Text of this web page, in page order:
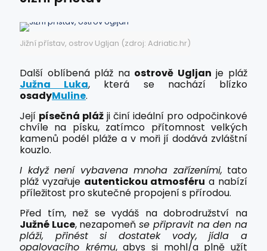
Jižní přístav, ostrov Ugljan (zdroj: Adriatic.hr)
Další oblíbená pláž na ostrově Ugljan je pláž
Južna Luka, která se nachází blízko
osadyMuline.
Její písečná pláž ji činí ideální pro odpočinkové
chvíle na písku, zatímco přítomnost velkých
kamenů podél pláže a v moři jí dodává zvláštní
kouzlo.
I když není vybavena mnoha zařízeními, tato
pláž vyzařuje autentickou atmosféru a nabízí
příležitost pro skutečné propojení s přírodou.
Před tím, než se vydáš na dobrodružství na
Južné Luce, nezapomeňse připravit na den na
pláži, přinést si dostatek vody, jídla a
opalovacího krému, abys si mohl/a plně užít